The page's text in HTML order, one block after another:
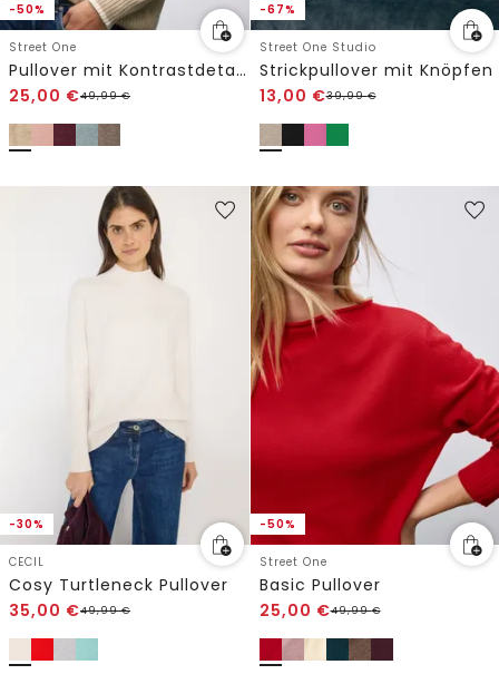
-50%
Street One
Pullover mit Kontrastdetails
25,00 €49,99€
-67%
Street One Studio
Strickpullover mit Knöpfen
13,00 €39,99€
-30%
CECIL
Cosy Turtleneck Pullover
35,00 €49,99€
-50%
Street One
Basic Pullover
25,00 €49,99€